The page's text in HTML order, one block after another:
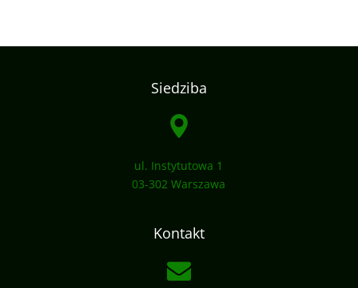
Siedziba
ul. Instytutowa 1
03-302 Warszawa
Kontakt